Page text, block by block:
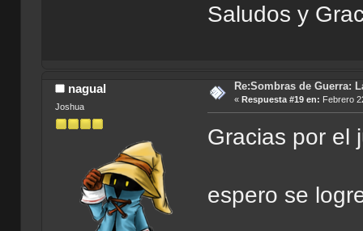
Saludos y
nagual
Joshua
Re:Sombras de Guerra:
« Respuesta #19 en: Febrero
Gracias por el
espero se